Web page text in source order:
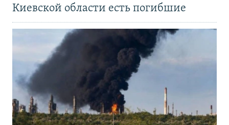
Киевской области есть погибшие